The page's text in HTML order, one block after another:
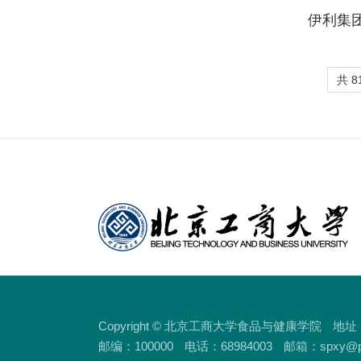
伊利集
共
Copyright © 北京工商大学食品与健康学院
地址
邮编：100000
电话：68984003 邮箱：